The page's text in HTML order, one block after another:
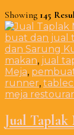
Showing 145
buat dan jual
dan Sarung
makan, jual
Meja,
runner,
meja
Jual